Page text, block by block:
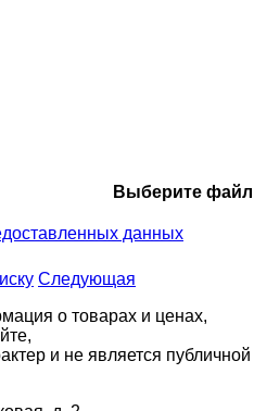
Выберите файл
данных
Следующая
о товарах и ценах,
и не является публичной